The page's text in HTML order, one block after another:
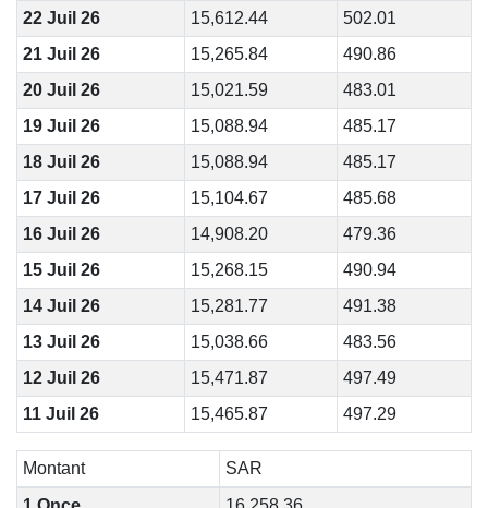
22 Juil 26
15,612.44
502.01
21 Juil 26
15,265.84
490.86
20 Juil 26
15,021.59
483.01
19 Juil 26
15,088.94
485.17
18 Juil 26
15,088.94
485.17
17 Juil 26
15,104.67
485.68
16 Juil 26
14,908.20
479.36
15 Juil 26
15,268.15
490.94
14 Juil 26
15,281.77
491.38
13 Juil 26
15,038.66
483.56
12 Juil 26
15,471.87
497.49
11 Juil 26
15,465.87 497.29
Montant
SAR